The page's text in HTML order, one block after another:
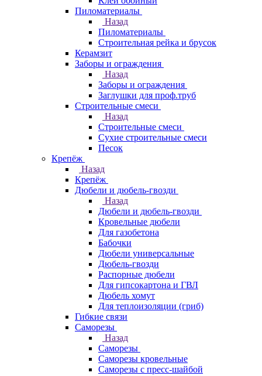
Пиломатериалы
Назад
Пиломатериалы
Строительная рейка и брусок
Керамзит
Заборы и ограждения
Назад
Заборы и ограждения
Заглушки для проф.труб
Строительные смеси
Назад
Строительные смеси
Сухие строительные смеси
Песок
Крепёж
Назад
Крепёж
Дюбели и дюбель-гвозди
Назад
Дюбели и дюбель-гвозди
Кровельные дюбели
Для газобетона
Бабочки
Дюбели универсальные
Дюбель-гвозди
Распорные дюбели
Для гипсокартона и ГВЛ
Дюбель хомут
Для теплоизоляции (гриб)
Гибкие связи
Саморезы
Назад
Саморезы
Саморезы кровельные
Саморезы с пресс-шайбой